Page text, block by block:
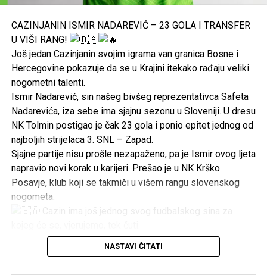
CAZINJANIN ISMIR NADAREVIĆ – 23 GOLA I TRANSFER
U VIŠI RANG!
Još jedan Cazinjanin svojim igrama van granica Bosne i
Hercegovine pokazuje da se u Krajini itekako rađaju veliki
nogometni talenti.
Ismir Nadarević, sin našeg bivšeg reprezentativca Safeta
Nadarevića, iza sebe ima sjajnu sezonu u Sloveniji. U dresu
NK Tolmin postigao je čak 23 gola i ponio epitet jednog od
najboljih strijelaca 3. SNL – Zapad.
Sjajne partije nisu prošle nezapaženo, pa je Ismir ovog ljeta
napravio novi korak u karijeri. Prešao je u NK Krško
Posavje, klub koji se takmiči u višem rangu slovenskog
nogometa.
Ime Nadarević već je ostavilo trag u bh. fudbalu, a sada
Ismir gradi svoju priču i svoje ime.
NASTAVI ČITATI